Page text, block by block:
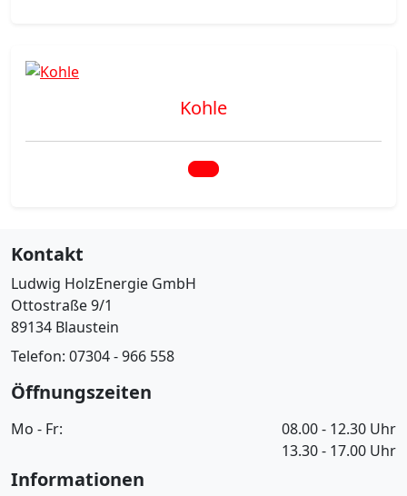
Kohle
Kontakt
Ludwig HolzEnergie GmbH
Ottostraße 9/1
89134 Blaustein
Telefon: 07304 - 966 558
Öffnungszeiten
Mo - Fr:
08.00 - 12.30 Uhr
13.30 - 17.00 Uhr
Informationen